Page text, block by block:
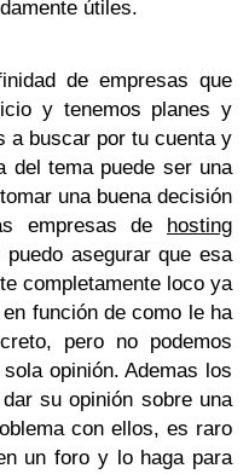
útiles.
de empresas que
y tenemos planes y
a buscar por tu cuenta y
del tema puede ser una
una buena decisión
empresas de hosting
asegurar que esa
completamente loco ya
función de como le ha
pero no podemos
opinión. Ademas los
su opinión sobre una
con ellos, es raro
un foro y lo haga para